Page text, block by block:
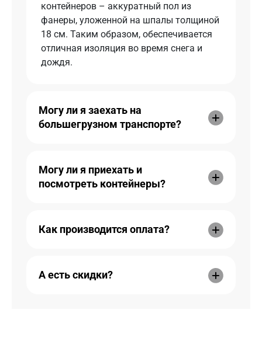
контейнеров – аккуратный пол из
фанеры, уложенной на шпалы толщиной
18 см. Таким образом, обеспечивается
отличная изоляция во время снега и
дождя.
Могу ли я заехать на
большегрузном транспорте?
Могу ли я приехать и
посмотреть контейнеры?
Как производится оплата?
А есть скидки?